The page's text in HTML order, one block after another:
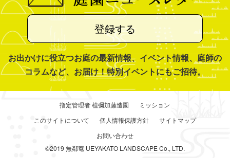
登録する
お出かけに役立つお庭の最新情報、イベント情報、庭師の
コラムなど、お届け！特別イベントにもご招待。
指定管理者 植彌加藤造園
ミッション
このサイトについて
個人情報保護方針
サイトマップ
お問い合わせ
©2019 無鄰菴 UEYAKATO LANDSCAPE Co., LTD.